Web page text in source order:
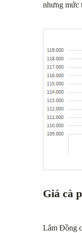
nhưng mức
Giá cà
Lâm Đồng